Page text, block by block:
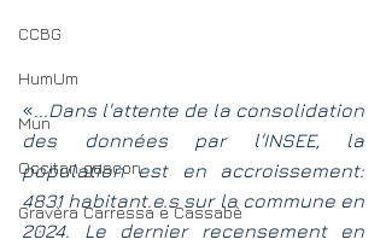
CCBG
HumUm
Mun
Occitan gascon
Gravèra Carressa e Cassabè
«...Dans l'attente de la consolidation
des données par l'INSEE, la
population est en accroissement:
4831 habitant.e.s sur la commune en
2024. Le dernier recensement en